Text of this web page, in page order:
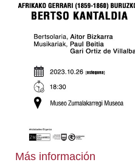
Más información